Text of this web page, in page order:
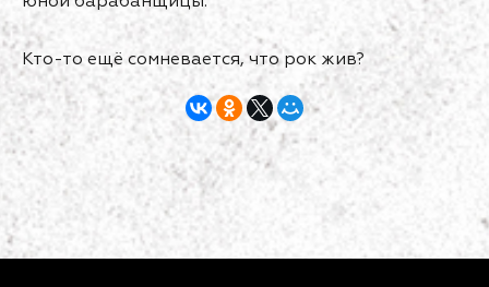
Кто-то ещё сомневается, что рок жив?